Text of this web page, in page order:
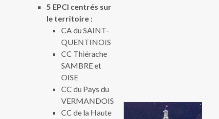
5 EPCI centrés sur
le territoire :
CA du SAINT-
QUENTINOIS
CC Thiérache
SAMBRE et
OISE
CC du Pays du
VERMANDOIS
CC de la Haute